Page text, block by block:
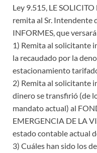
Ley 9.515, LE
remita al Sr. Intendente
INFORMES, que
1) Remita al solicitante
la recaudado por la
estacionamiento
2) Remita al solicitante
dinero se transfirió (de
mandato actual) al
EMERGENCIA DE LA
estado contable actual
3) Cuáles han sido los